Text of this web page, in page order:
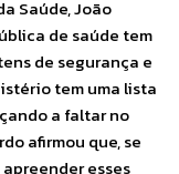
Saúde, João
de saúde tem
de segurança e
tem uma lista
a faltar no
afirmou que, se
esses